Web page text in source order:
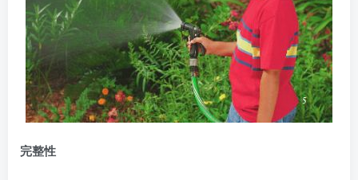
完整性